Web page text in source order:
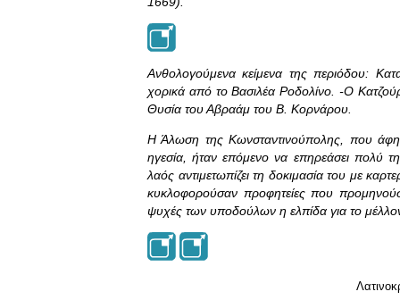
Ανθολογούμενα κείμενα της περιόδου:
χορικά από το Βασιλέα Ροδολίνο. -Ο
Θυσία του Αβραάμ του Β. Κορνάρου.
Η Άλωση της Κωνσταντινούπολης, που
ηγεσία, ήταν επόμενο να επηρεάσει πολύ
λαός αντιμετωπίζει τη δοκιμασία του με
κυκλοφορούσαν προφητείες που
ψυχές των υποδούλων η ελπίδα για το